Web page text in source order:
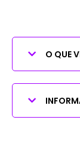
O QUE